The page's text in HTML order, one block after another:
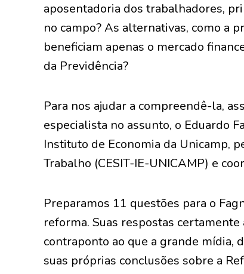
aposentadoria dos trabalhadores,
no campo? As alternativas, como a
beneficiam apenas o mercado
da Previdência?
Para nos ajudar a compreendê-la,
especialista no assunto, o Eduardo
Instituto de Economia da Unicamp,
Trabalho (CESIT-IE-UNICAMP) e
Preparamos 11 questões para o
reforma. Suas respostas
contraponto ao que a grande mídia,
suas próprias conclusões sobre a